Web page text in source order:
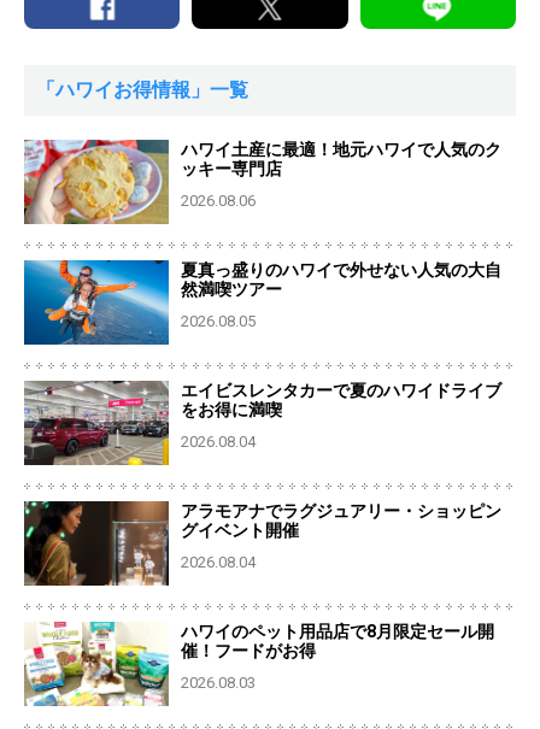
「ハワイお得情報」一覧
ハワイ土産に最適！地元ハワイで人気のク
ッキー専門店
2026.08.06
夏真っ盛りのハワイで外せない人気の大自
然満喫ツアー
2026.08.05
エイビスレンタカーで夏のハワイドライブ
をお得に満喫
2026.08.04
アラモアナでラグジュアリー・ショッピン
グイベント開催
2026.08.04
ハワイのペット用品店で8月限定セール開
催！フードがお得
2026.08.03